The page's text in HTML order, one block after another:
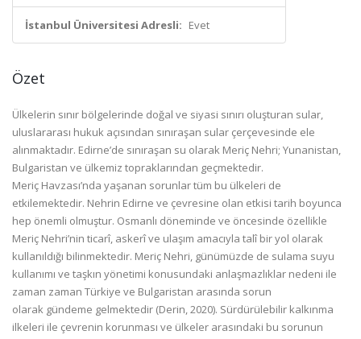
İstanbul Üniversitesi Adresli: Evet
Özet
Ülkelerin sınır bölgelerinde doğal ve siyasi sınırı oluşturan sular,
uluslararası hukuk açısından sınıraşan sular çerçevesinde ele
alınmaktadır. Edirne’de sınıraşan su olarak Meriç Nehri; Yunanistan,
Bulgaristan ve ülkemiz topraklarından geçmektedir.
Meriç Havzası’nda yaşanan sorunlar tüm bu ülkeleri de
etkilemektedir. Nehrin Edirne ve çevresine olan etkisi tarih boyunca
hep önemli olmuştur. Osmanlı döneminde ve öncesinde özellikle
Meriç Nehri’nin ticarî, askerî ve ulaşım amacıyla talî bir yol olarak
kullanıldığı bilinmektedir. Meriç Nehri, günümüzde de sulama suyu
kullanımı ve taşkın yönetimi konusundaki anlaşmazlıklar nedeni ile
zaman zaman Türkiye ve Bulgaristan arasında sorun
olarak gündeme gelmektedir (Derin, 2020). Sürdürülebilir kalkınma
ilkeleri ile çevrenin korunması ve ülkeler arasındaki bu sorunun